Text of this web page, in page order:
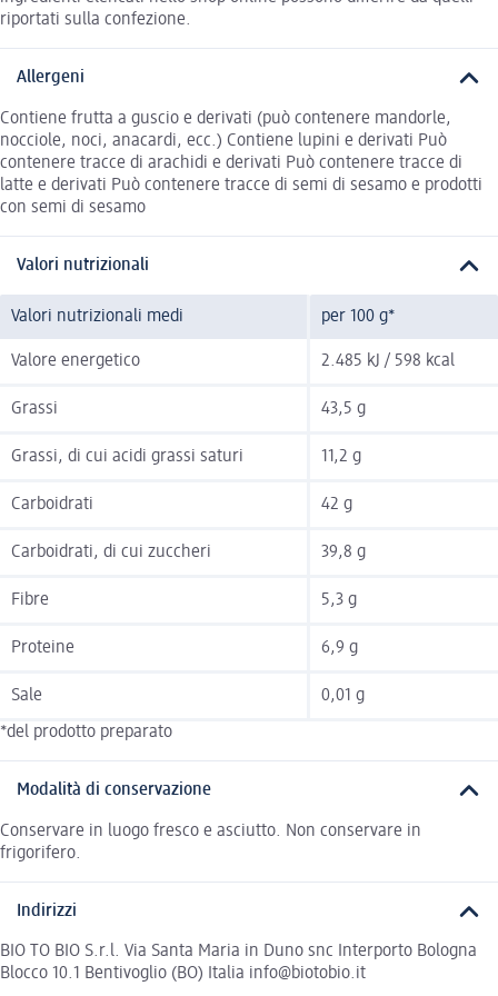
riportati sulla confezione.
Allergeni
Contiene frutta a guscio e derivati (può contenere mandorle,
nocciole, noci, anacardi, ecc.) Contiene lupini e derivati Può
contenere tracce di arachidi e derivati Può contenere tracce di
latte e derivati Può contenere tracce di semi di sesamo e prodotti
con semi di sesamo
Valori nutrizionali
Valori nutrizionali medi per 100 g*
Valore energetico 2.485 kJ / 598 kcal
Grassi 43,5 g
Grassi, di cui acidi grassi saturi 11,2 g
Carboidrati 42 g
Carboidrati, di cui zuccheri 39,8 g
Fibre 5,3 g
Proteine 6,9 g
Sale 0,01 g
*del prodotto preparato
Modalità di conservazione
Conservare in luogo fresco e asciutto. Non conservare in
frigorifero.
Indirizzi
BIO TO BIO S.r.l. Via Santa Maria in Duno snc Interporto Bologna
Blocco 10.1 Bentivoglio (BO) Italia info@biotobio.it